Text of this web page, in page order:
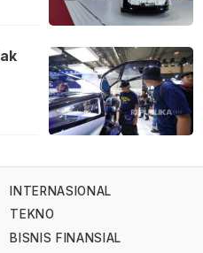
INTERNASIONAL
TEKNO
BISNIS FINANSIAL